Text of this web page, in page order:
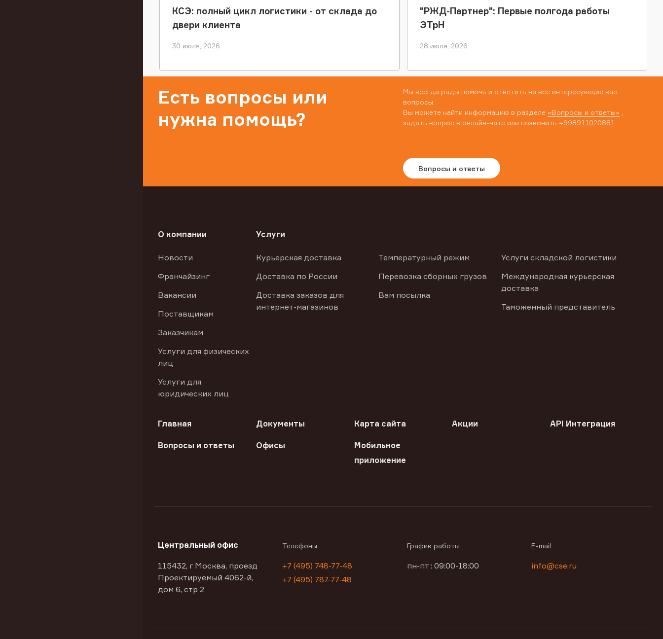
КСЭ: полный цикл логистики - от склада до
двери клиента
30 июля, 2026
"РЖД-Партнер": Первые полгода работы
ЭТрН
28 июля, 2026
Есть вопросы или
нужна помощь?
Мы всегда рады помочь и ответить на все интересующие вас
вопросы.
Вы можете найти информацию в разделе «Вопросы и ответы»
задать вопрос в онлайн-чате или позвонить +998911020881
Вопросы и ответы
О компании
Новости
Франчайзинг
Вакансии
Поставщикам
Заказчикам
Услуги для физических
лиц
Услуги для
юридических лиц
Услуги
Курьерская доставка
Доставка по России
Доставка заказов для
интернет-магазинов
Температурный режим
Перевозка сборных грузов
Вам посылка
Услуги складской логистики
Международная курьерская
доставка
Таможенный представитель
Главная Документы Карта сайта Акции API Интеграция
Вопросы и ответы Офисы
Мобильное
приложение
Центральный офис
115432, г Москва, проезд
Проектируемый 4062-й,
дом 6, стр 2
Телефоны
+7 (495) 748-77-48
+7 (495) 787-77-48
График работы
пн-пт : 09:00-18:00
E-mail
info@cse.ru